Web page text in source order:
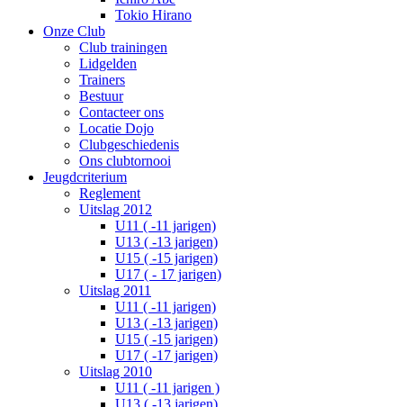
Tokio Hirano
Onze Club
Club trainingen
Lidgelden
Trainers
Bestuur
Contacteer ons
Locatie Dojo
Clubgeschiedenis
Ons clubtornooi
Jeugdcriterium
Reglement
Uitslag 2012
U11 ( -11 jarigen)
U13 ( -13 jarigen)
U15 ( -15 jarigen)
U17 ( - 17 jarigen)
Uitslag 2011
U11 ( -11 jarigen)
U13 ( -13 jarigen)
U15 ( -15 jarigen)
U17 ( -17 jarigen)
Uitslag 2010
U11 ( -11 jarigen )
U13 ( -13 jarigen)